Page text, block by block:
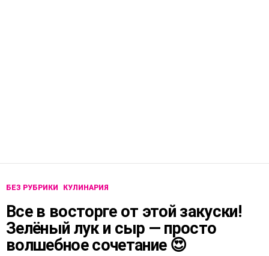
БЕЗ РУБРИКИ КУЛИНАРИЯ
Все в восторге от этой закуски!
Зелёный лук и сыр — просто
волшебное сочетание 😍